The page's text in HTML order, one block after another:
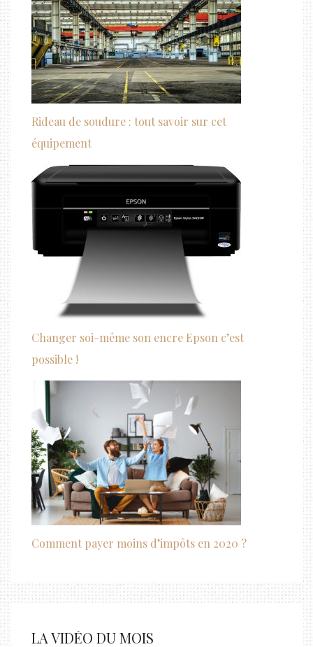
Rideau de soudure : tout savoir sur cet
équipement
Changer soi-même son encre Epson c’est
possible !
Comment payer moins d’impôts en 2020 ?
LA VIDÉO DU MOIS